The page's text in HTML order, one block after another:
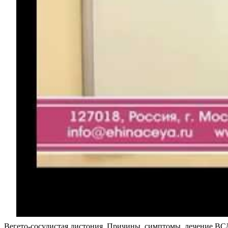
Вегето-сосудистая дистония. Причины, симптомы, лечение